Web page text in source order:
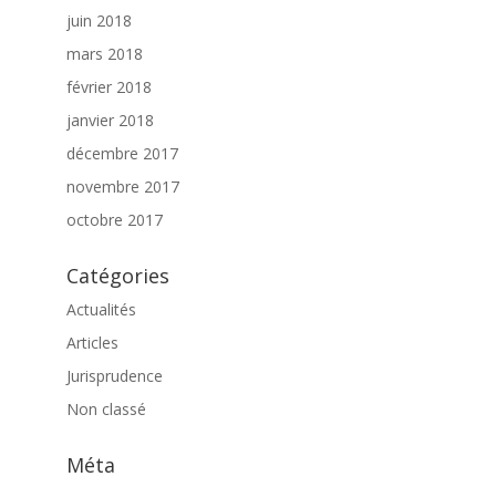
juin 2018
mars 2018
février 2018
janvier 2018
décembre 2017
novembre 2017
octobre 2017
Catégories
Actualités
Articles
Jurisprudence
Non classé
Méta